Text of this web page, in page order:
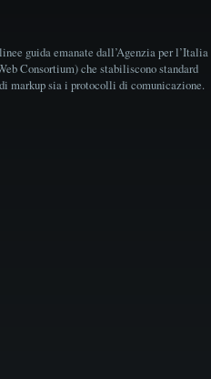
guida emanate dall’Agenzia per l’Italia
Consortium) che stabiliscono standard
markup sia i protocolli di comunicazione.